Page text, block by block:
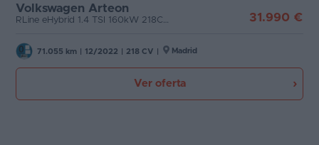
Volkswagen Arteon
RLine eHybrid 1.4 TSI 160kW 218CV DSG 31.990 €
71.055 km 12/2022 218 CV Madrid
Ver oferta